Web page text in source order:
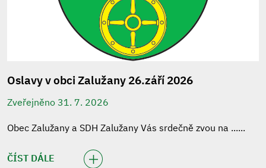
Oslavy v obci Zalužany 26.září 2026
Zveřejněno 31. 7. 2026
Obec Zalužany a SDH Zalužany Vás srdečně zvou na ......
ČÍST DÁLE